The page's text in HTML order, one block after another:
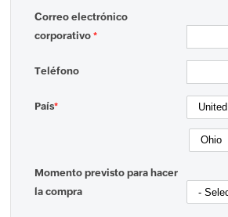
Correo electrónico
corporativo*
Teléfono
País*
Momento previsto para hacer
la compra